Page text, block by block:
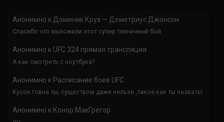
Анонимно к Доминик Круз — Деметриус Джонсон
Спасибо что выложили этот супер техничный бой
Анонимно к UFC 324 прямая трансляция
А как смотреть с ноутбука?
Анонимно к Расписание боев UFC
Кусок говна ты, существом даже нельзя ,такое как ты назвать!
Анонимно к Конор МакГрегор